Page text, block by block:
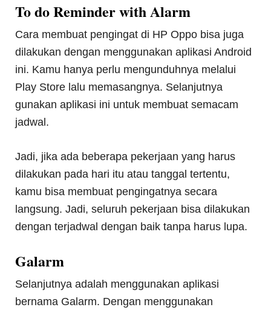
To do Reminder with Alarm
Cara membuat pengingat di HP Oppo bisa juga
dilakukan dengan menggunakan aplikasi Android
ini. Kamu hanya perlu mengunduhnya melalui
Play Store lalu memasangnya. Selanjutnya
gunakan aplikasi ini untuk membuat semacam
jadwal.
Jadi, jika ada beberapa pekerjaan yang harus
dilakukan pada hari itu atau tanggal tertentu,
kamu bisa membuat pengingatnya secara
langsung. Jadi, seluruh pekerjaan bisa dilakukan
dengan terjadwal dengan baik tanpa harus lupa.
Galarm
Selanjutnya adalah menggunakan aplikasi
bernama Galarm. Dengan menggunakan